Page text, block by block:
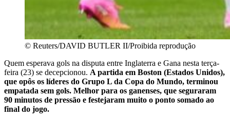
© Reuters/DAVID BUTLER II/Proibida reprodução
Quem esperava gols na disputa entre Inglaterra e Gana nesta terça-
feira (23) se decepcionou. A partida em Boston (Estados Unidos),
que opôs os líderes do Grupo L da Copa do Mundo, terminou
empatada sem gols. Melhor para os ganenses, que seguraram
90 minutos de pressão e festejaram muito o ponto somado ao
final do jogo.